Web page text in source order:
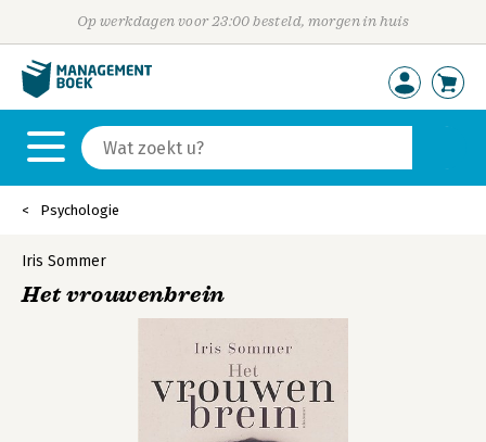
Op werkdagen voor 23:00 besteld, morgen in huis
Psychologie
Iris Sommer
Het vrouwenbrein